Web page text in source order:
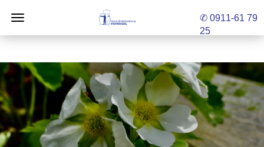
✆ 0911-61 79
25